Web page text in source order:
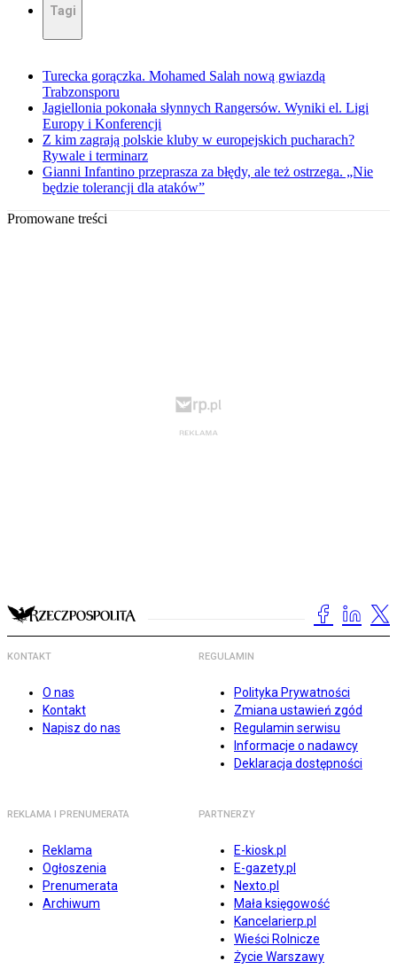
Tagi
Turecka gorączka. Mohamed Salah nową gwiazdą
Trabzonsporu
Jagiellonia pokonała słynnych Rangersów. Wyniki el. Ligi
Europy i Konferencji
Z kim zagrają polskie kluby w europejskich pucharach?
Rywale i terminarz
Gianni Infantino przeprasza za błędy, ale też ostrzega. „Nie
będzie tolerancji dla ataków”
Promowane treści
KONTAKT
O nas
Kontakt
Napisz do nas
REGULAMIN
Polityka Prywatności
Zmiana ustawień zgód
Regulamin serwisu
Informacje o nadawcy
Deklaracja dostępności
REKLAMA I PRENUMERATA
Reklama
Ogłoszenia
Prenumerata
Archiwum
PARTNERZY
E-kiosk.pl
E-gazety.pl
Nexto.pl
Mała księgowość
Kancelarierp.pl
Wieści Rolnicze
Życie Warszawy